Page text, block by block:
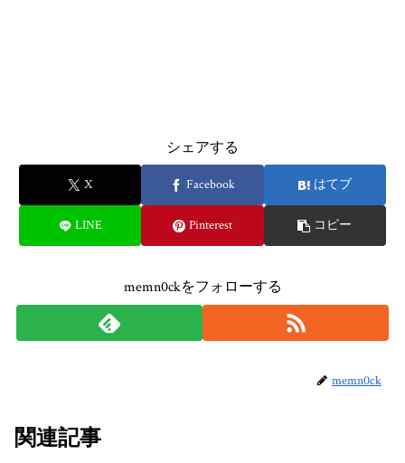
シェアする
X Facebook はてブ
LINE Pinterest コピー
memn0ckをフォローする
memn0ck
関連記事